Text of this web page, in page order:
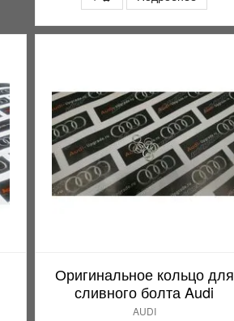
Оригинальное кольцо для
сливного болта Audi
AUDI